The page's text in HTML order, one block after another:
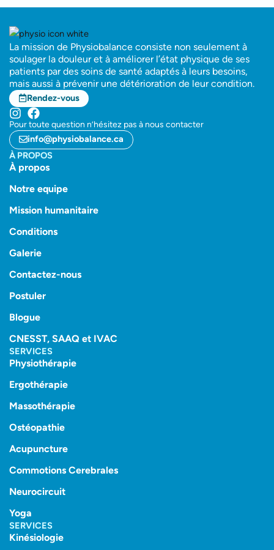
La mission de Physiobalance consiste non seulement à
soulager la douleur et à améliorer l’état physique de ses
patients par des soins de santé adaptés à leurs besoins,
mais aussi à prévenir une détérioration de leur condition.
Rendez-vous
Pour toute question n’hésitez pas à nous contacter
info@physiobalance.ca
À PROPOS
À propos
Notre equipe
Mission humanitaire
Conditions
Galerie
Contactez-nous
Postuler
Blogue
CNESST, SAAQ et IVAC
SERVICES
Physiothérapie
Ergothérapie
Massothérapie
Ostéopathie
Acupuncture
Commotions Cerebrales
Neurocircuit
Yoga
SERVICES
Kinésiologie